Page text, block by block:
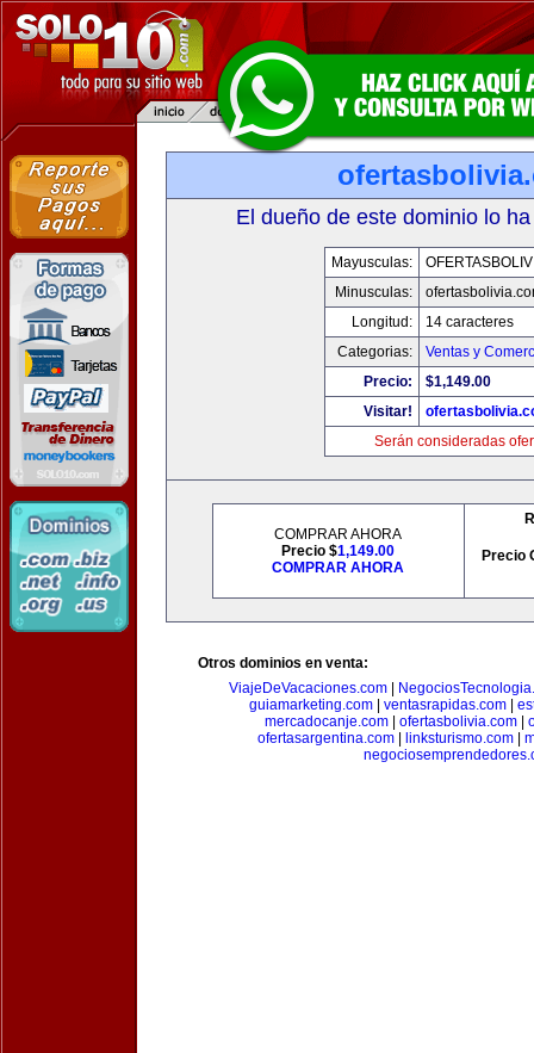
El dueño de este dominio lo
Mayusculas:
Minusculas:
Longitud:
14 caracteres
Categorias:
Ventas y
Precio:
$1,149.00
Visitar!
Serán consideradas
COMPRAR AHORA
Precio $1,149.00
COMPRAR AHORA
Precio
Otros dominios en venta:
ViajeDeVacaciones.com
guiamarketing.com| ventasrapidas.com|
mercadocanje.com
ofertasbolivia.com
ofertasargentina.com| linksturismo.com|